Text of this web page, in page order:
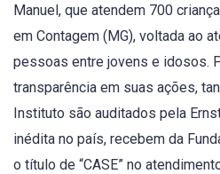
Manuel, que atendem 700
em Contagem (MG), voltada ao
pessoas entre jovens e idosos.
transparência em suas ações,
Instituto são auditados pela
inédita no país, recebem da
o título de “CASE” no